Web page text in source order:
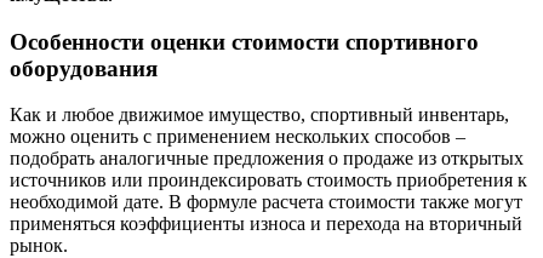
Особенности оценки стоимости спортивного
оборудования
Как и любое движимое имущество, спортивный инвентарь,
можно оценить с применением нескольких способов –
подобрать аналогичные предложения о продаже из открытых
источников или проиндексировать стоимость приобретения к
необходимой дате. В формуле расчета стоимости также могут
применяться коэффициенты износа и перехода на вторичный
рынок.